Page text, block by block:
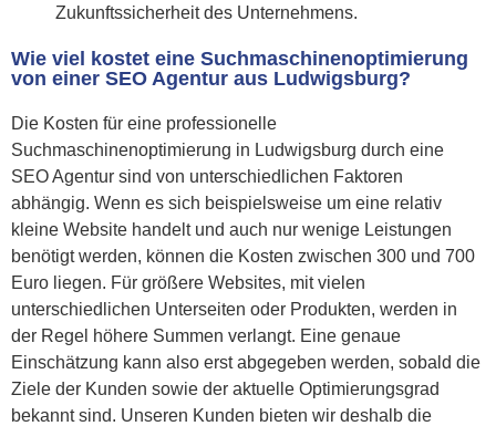
Zukunftssicherheit des Unternehmens.
Wie viel kostet eine Suchmaschinenoptimierung
von einer SEO Agentur aus Ludwigsburg?
Die Kosten für eine professionelle
Suchmaschinenoptimierung in Ludwigsburg durch eine
SEO Agentur sind von unterschiedlichen Faktoren
abhängig. Wenn es sich beispielsweise um eine relativ
kleine Website handelt und auch nur wenige Leistungen
benötigt werden, können die Kosten zwischen 300 und 700
Euro liegen. Für größere Websites, mit vielen
unterschiedlichen Unterseiten oder Produkten, werden in
der Regel höhere Summen verlangt. Eine genaue
Einschätzung kann also erst abgegeben werden, sobald die
Ziele der Kunden sowie der aktuelle Optimierungsgrad
bekannt sind. Unseren Kunden bieten wir deshalb die